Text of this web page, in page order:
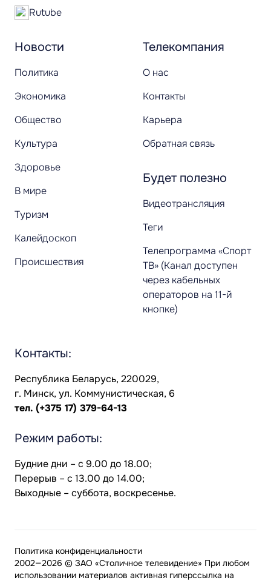
Новости
Политика
Экономика
Общество
Культура
Здоровье
В мире
Туризм
Калейдоскоп
Происшествия
Телекомпания
О нас
Контакты
Карьера
Обратная связь
Будет полезно
Видеотрансляция
Теги
Телепрограмма «Спорт
ТВ» (Канал доступен
через кабельных
операторов на 11-й
кнопке)
Rutube
Контакты:
Республика Беларусь, 220029,
г. Минск, ул. Коммунистическая, 6
тел. (+375 17) 379-64-13
Режим работы:
Будние дни – с 9.00 до 18.00;
Перерыв – с 13.00 до 14.00;
Выходные – суббота, воскресенье.
2002—2026 © ЗАО «Столичное телевидение» При любом
использовании материалов активная гиперссылка на
Политика конфиденциальности